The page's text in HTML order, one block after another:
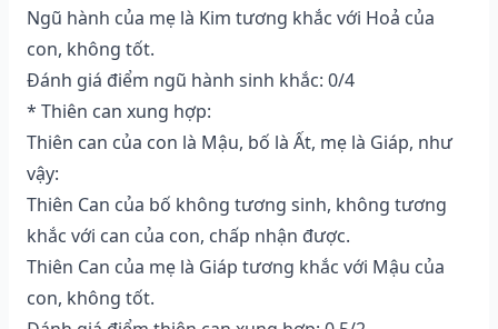
Ngũ hành của mẹ là Kim tương khắc với Hoả của
con, không tốt.
Đánh giá điểm ngũ hành sinh khắc: 0/4
* Thiên can xung hợp:
Thiên can của con là Mậu, bố là Ất, mẹ là Giáp, như
vậy:
Thiên Can của bố không tương sinh, không tương
khắc với can của con, chấp nhận được.
Thiên Can của mẹ là Giáp tương khắc với Mậu của
con, không tốt.